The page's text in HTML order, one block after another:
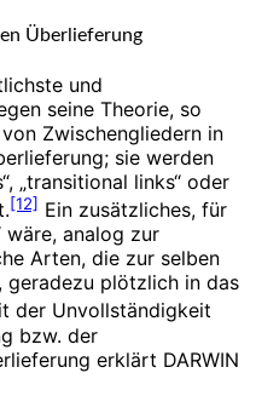
Überlieferung
und
seine Theorie, so
Zwischengliedern in
sie werden
„transitional links“ oder
[12] Ein zusätzliches, für
wäre, analog zur
Arten, die zur selben
geradezu plötzlich in das
der Unvollständigkeit
bzw. der
erklärt DARWIN